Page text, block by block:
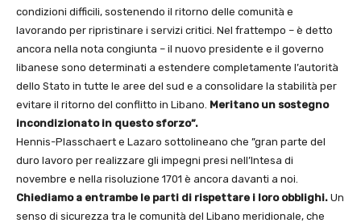
condizioni difficili, sostenendo il ritorno delle comunità e
lavorando per ripristinare i servizi critici. Nel frattempo – è detto
ancora nella nota congiunta – il nuovo presidente e il governo
libanese sono determinati a estendere completamente l’autorità
dello Stato in tutte le aree del sud e a consolidare la stabilità per
evitare il ritorno del conflitto in Libano. Meritano un sostegno
incondizionato in questo sforzo”.
Hennis-Plasschaert e Lazaro sottolineano che ”gran parte del
duro lavoro per realizzare gli impegni presi nell’Intesa di
novembre e nella risoluzione 1701 è ancora davanti a noi.
Chiediamo a entrambe le parti di rispettare i loro obblighi. Un
senso di sicurezza tra le comunità del Libano meridionale, che